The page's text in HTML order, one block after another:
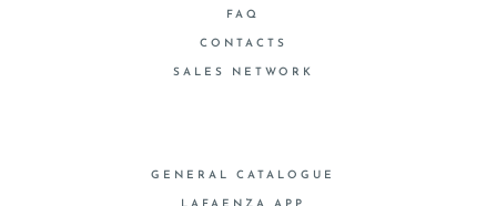
FAQ
CONTACTS
SALES NETWORK
GENERAL CATALOGUE